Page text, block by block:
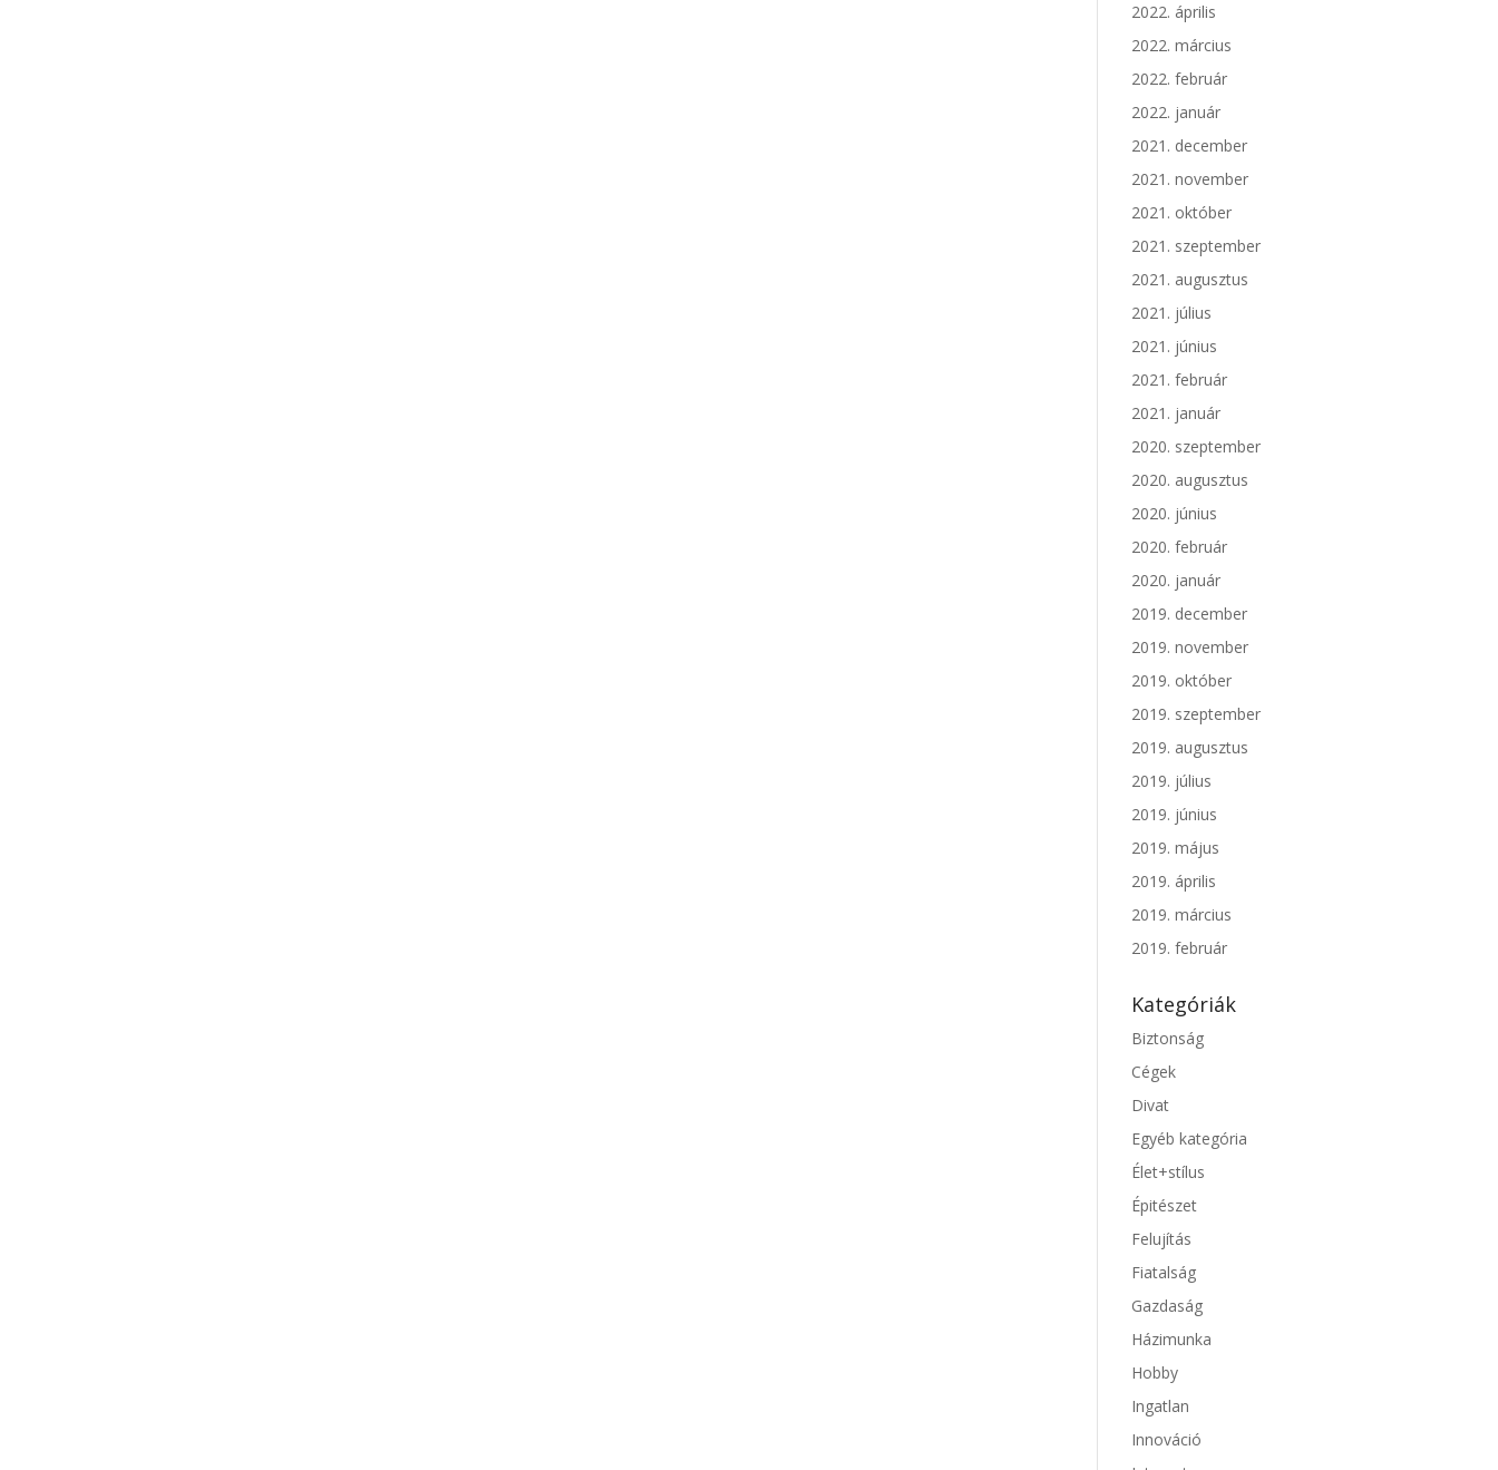
2022. április
2022. március
2022. február
2022. január
2021. december
2021. november
2021. október
2021. szeptember
2021. augusztus
2021. július
2021. június
2021. február
2021. január
2020. szeptember
2020. augusztus
2020. június
2020. február
2020. január
2019. december
2019. november
2019. október
2019. szeptember
2019. augusztus
2019. július
2019. június
2019. május
2019. április
2019. március
2019. február
Kategóriák
Biztonság
Cégek
Divat
Egyéb kategória
Élet+stílus
Épitészet
Felujítás
Fiatalság
Gazdaság
Házimunka
Hobby
Ingatlan
Innováció